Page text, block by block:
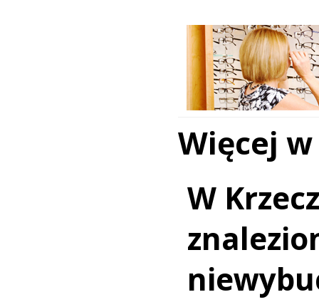
Więcej
W